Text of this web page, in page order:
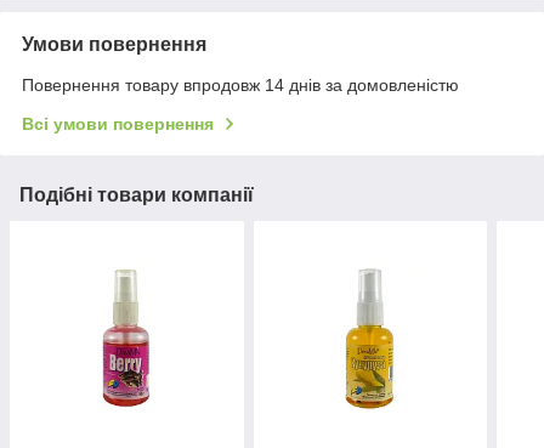
Умови повернення
Повернення товару впродовж 14 днів за домовленістю
Всі умови повернення
Подібні товари компанії